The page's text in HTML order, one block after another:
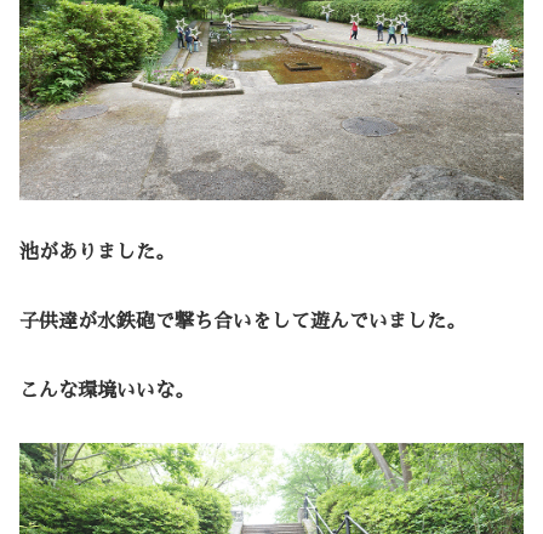
池がありました。
子供達が水鉄砲で撃ち合いをして遊んでいました。
こんな環境いいな。